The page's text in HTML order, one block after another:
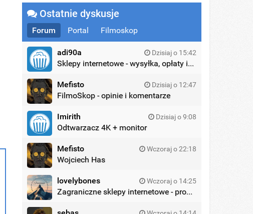
Ostatnie dyskusje
Forum Portal Filmoskop
adi90a Dzisiaj o 15:42
Sklepy internetowe - wysyłka, opłaty itd.
Mefisto Dzisiaj o 12:47
FilmoSkop - opinie i komentarze
Imirith Dzisiaj o 9:08
Odtwarzacz 4K + monitor
Mefisto Wczoraj o 22:18
Wojciech Has
lovelybones Wczoraj o 14:25
Zagraniczne sklepy internetowe - promocje